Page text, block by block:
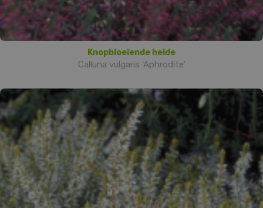
Knopbloeiende heide
Calluna vulgaris 'Aphrodite'